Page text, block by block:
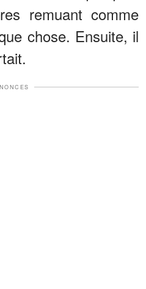
remuant comme
chose. Ensuite, il